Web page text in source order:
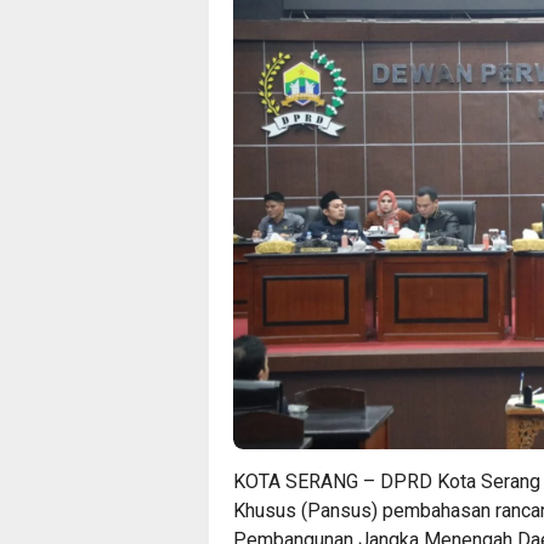
KOTA SERANG – DPRD Kota Serang
Khusus (Pansus) pembahasan